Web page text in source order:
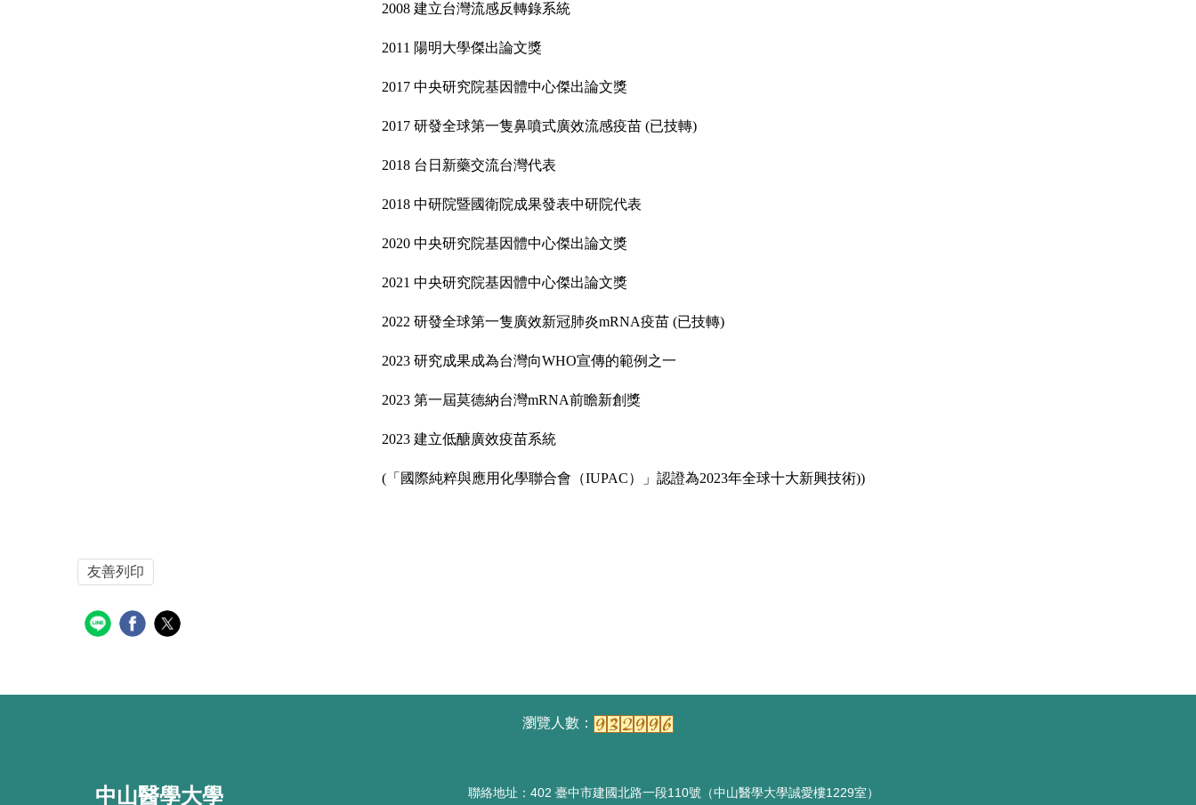
2008 建立台灣流感反轉錄系統
2011 陽明大學傑出論文獎
2017 中央研究院基因體中心傑出論文獎
2017 研發全球第一隻鼻噴式廣效流感疫苗 (已技轉)
2018 台日新藥交流台灣代表
2018 中研院暨國衛院成果發表中研院代表
2020 中央研究院基因體中心傑出論文獎
2021 中央研究院基因體中心傑出論文獎
2022 研發全球第一隻廣效新冠肺炎mRNA疫苗 (已技轉)
2023 研究成果成為台灣向WHO宣傳的範例之一
2023 第一屆莫德納台灣mRNA前瞻新創獎
2023 建立低醣廣效疫苗系統
( 「國際純粹與應用化學聯合會（IUPAC）」認證為2023年全球十大新興技術))
友善列印
中山醫學大學 聯絡地址：402 臺中市建國北路一段110號（中山醫學大學誠愛樓1229室）